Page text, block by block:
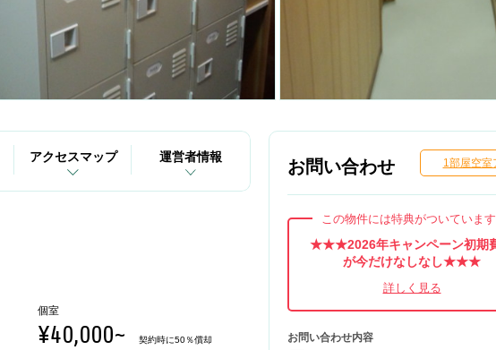
アクセスマップ 運営者情報
個室
¥40,000~ 契約時に50％償却
お問い合わせ 1部屋空室
この物件には特典がついていま
★★★2026年キャンペーン初期
が今だけなしなし★★★
お問い合わせ内容